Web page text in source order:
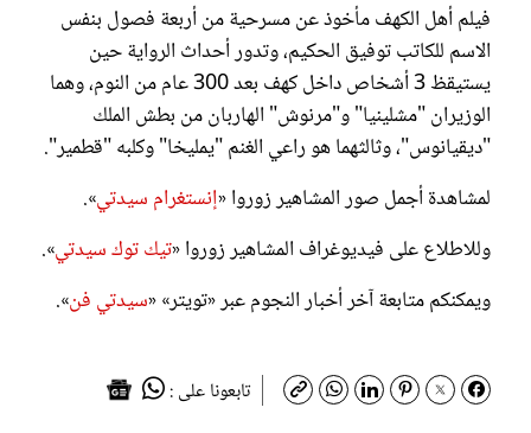
فيلم أهل الكهف مأخوذ عن مسرحية من أربعة فصول بنفس
الاسم للكاتب توفيق الحكيم، وتدور أحداث الرواية حين
يستيقظ 3 أشخاص داخل كهف بعد 300 عام من النوم، وهما
الوزيران "مشلينيا" و"مرنوش" الهاربان من بطش الملك
"ديقيانوس"، وثالثهما هو راعي الغنم "يمليخا" وكلبه "قطمير".
لمشاهدة أجمل صور المشاهير زوروا «إنستغرام سيدتي».
وللاطلاع على فيديوغراف المشاهير زوروا «تيك توك سيدتي».
ويمكنكم متابعة آخر أخبار النجوم عبر «تويتر» «سيدتي فن».
تابعونا على :